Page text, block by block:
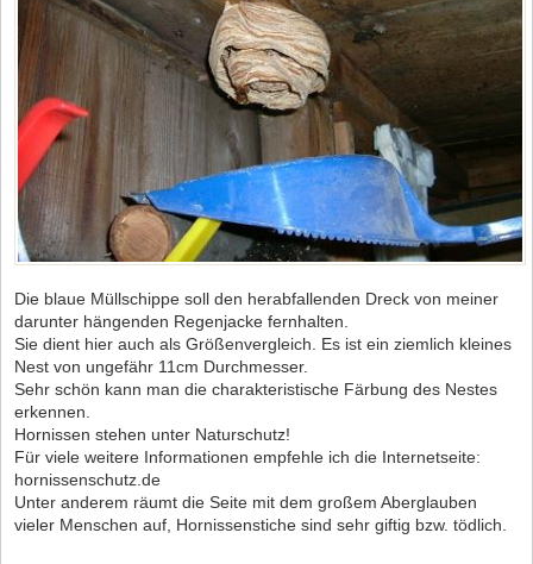
Die blaue Müllschippe soll den herabfallenden Dreck von meiner
darunter hängenden Regenjacke fernhalten.
Sie dient hier auch als Größenvergleich. Es ist ein ziemlich kleines
Nest von ungefähr 11cm Durchmesser.
Sehr schön kann man die charakteristische Färbung des Nestes
erkennen.
Hornissen stehen unter Naturschutz!
Für viele weitere Informationen empfehle ich die Internetseite:
hornissenschutz.de
Unter anderem räumt die Seite mit dem großem Aberglauben
vieler Menschen auf, Hornissenstiche sind sehr giftig bzw. tödlich.